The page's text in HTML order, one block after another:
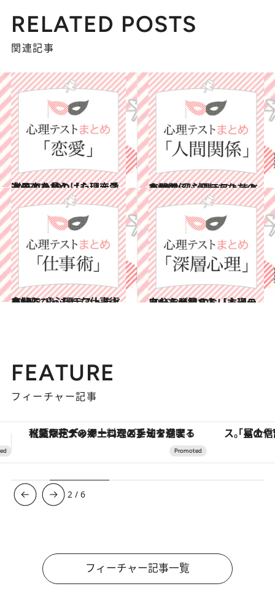
RELATED POSTS
関連記事
2015.7.31
次の恋を見つけたい恋愛迷子のための【心理テストまとめ10】
占い 2015.8.7
人間関係に悩むあなたのための 【心理テストまとめ10】
占い
2015.8.14
自分にぴったりな仕事術を知る 【心理テストまとめ10】
占い 2015.8.21
あなたが知らない本当の自分を発見する【心理テストまとめ10】
占い
FEATURE
フィーチャー記事
「星のや富士」でデジタルデトックス。冨士信仰の歴史を辿り、心身を調える。 【銀座で出合う最旬美容】美髪ケアや上質
3 /6
フィーチャー記事一覧